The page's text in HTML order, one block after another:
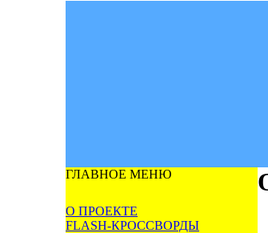
ГЛАВНОЕ МЕНЮ
О ПРОЕКТЕ
FLASH-КРОССВОРДЫ